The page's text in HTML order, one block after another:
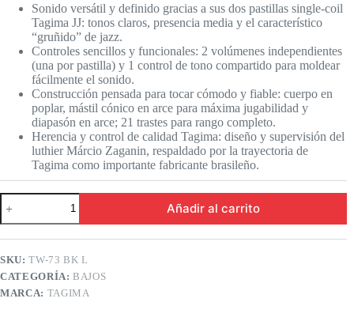
Sonido versátil y definido gracias a sus dos pastillas single-coil
Tagima JJ: tonos claros, presencia media y el característico
“gruñido” de jazz.
Controles sencillos y funcionales: 2 volúmenes independientes
(una por pastilla) y 1 control de tono compartido para moldear
fácilmente el sonido.
Construcción pensada para tocar cómodo y fiable: cuerpo en
poplar, mástil cónico en arce para máxima jugabilidad y
diapasón en arce; 21 trastes para rango completo.
Herencia y control de calidad Tagima: diseño y supervisión del
luthier Márcio Zaganin, respaldado por la trayectoria de
Tagima como importante fabricante brasileño.
Tagima
TW-
73
BK
TT
Bajo
Eléctrico
Añadir al carrito
SKU:TW-73 BK L
CATEGORÍA:BAJOS
MARCA: TAGIMA